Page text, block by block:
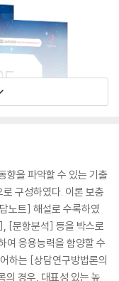
을 파악할 수 있는 기출
구성하였다. 이론 보충
노트] 해설로 수록하였
[문항분석] 등을 박스로
여 응용능력을 함양할 수
하는 [상담연구방법론의
경우, 대표성 있는 높